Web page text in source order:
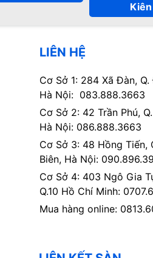
Kiên
LIÊN HỆ
Cơ Sở 1: 284 Xã Đàn,
Hà Nội: 083.888.3663
Cơ Sở 2: 42 Trần Phú,
Hà Nội: 086.888.3663
Cơ Sở 3: 48 Hồng Tiến,
Biên, Hà Nội:
Cơ Sở 4: 403 Ngô Gia
Q.10 Hồ Chí Minh:
Mua hàng online: